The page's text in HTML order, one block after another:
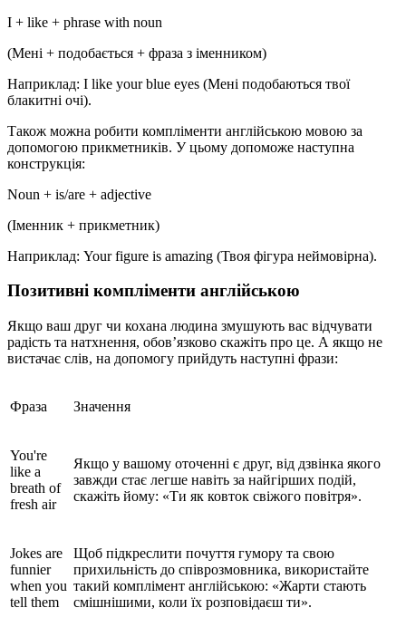
I + like + phrase with noun
(Мені + подобається + фраза з іменником)
Наприклад: I like your blue eyes (Мені подобаються твої
блакитні очі).
Також можна робити компліменти англійською мовою за
допомогою прикметників. У цьому допоможе наступна
конструкція:
Noun + is/are + adjective
(Іменник + прикметник)
Наприклад: Your figure is amazing (Твоя фігура неймовірна).
Позитивні компліменти англійською
Якщо ваш друг чи кохана людина змушують вас відчувати
радість та натхнення, обов’язково скажіть про це. А якщо не
вистачає слів, на допомогу прийдуть наступні фрази:
Фраза Значення
You're
like a
breath of
fresh air
Якщо у вашому оточенні є друг, від дзвінка якого
завжди стає легше навіть за найгірших подій,
скажіть йому: «Ти як ковток свіжого повітря».
Jokes are
funnier
when you
tell them
Щоб підкреслити почуття гумору та свою
прихильність до співрозмовника, використайте
такий комплімент англійською: «Жарти стають
смішнішими, коли їх розповідаєш ти».